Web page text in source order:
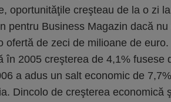
oportunităţile creşteau de la o zi
pentru Business Magazin dacă nu
ofertă de zeci de milioane de
în 2005 creşterea de 4,1% fusese
a adus un salt economic de
Dincolo de creşterea economică